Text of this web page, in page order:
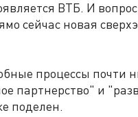
ВТБ. И
сейчас новая
процессы почти
партнерство" и
поделен.